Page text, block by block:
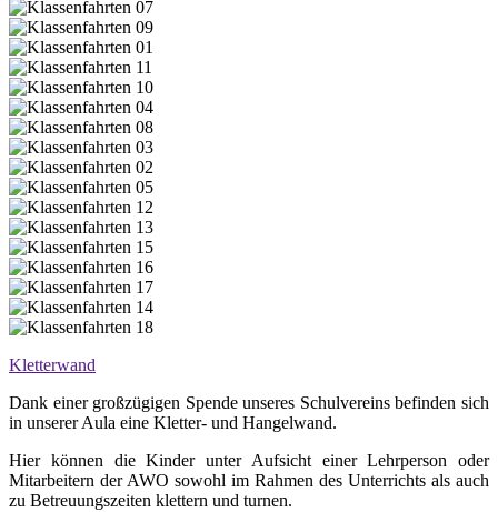
Kletterwand
Dank einer großzügigen Spende unseres Schulvereins befinden sich
in unserer Aula eine Kletter- und Hangelwand.
Hier können die Kinder unter Aufsicht einer Lehrperson oder
Mitarbeitern der AWO sowohl im Rahmen des Unterrichts als auch
zu Betreuungszeiten klettern und turnen.